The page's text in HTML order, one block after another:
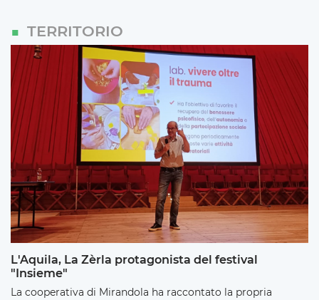
TERRITORIO
L'Aquila, La Zèrla protagonista del festival
"Insieme"
La cooperativa di Mirandola ha raccontato la propria